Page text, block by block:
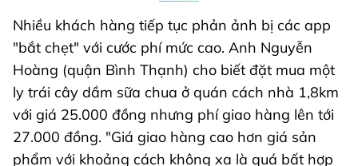
Nhiều khách hàng tiếp tục phản ảnh bị các app
"bắt chẹt" với cước phí mức cao. Anh Nguyễn
Hoàng (quận Bình Thạnh) cho biết đặt mua một
ly trái cây dầm sữa chua ở quán cách nhà 1,8km
với giá 25.000 đồng nhưng phí giao hàng lên tới
27.000 đồng. "Giá giao hàng cao hơn giá sản
phẩm với khoảng cách không xa là quá bất hợp